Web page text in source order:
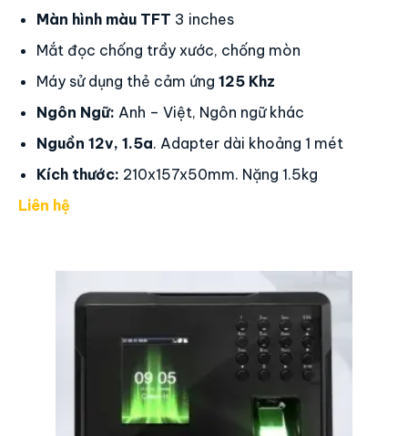
Màn hình màu TFT 3 inches
Mắt đọc chống trầy xước, chống mòn
Máy sử dụng thẻ cảm ứng 125 Khz
Ngôn Ngữ: Anh – Việt, Ngôn ngữ khác
Nguồn 12v, 1.5a. Adapter dài khoảng 1 mét
Kích thước: 210x157x50mm. Nặng 1.5kg
Liên hệ